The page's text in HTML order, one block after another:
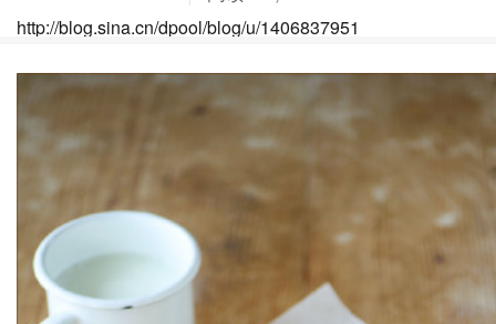
http://blog.sina.cn/dpool/blog/u/1406837951